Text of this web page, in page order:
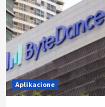
Aplikacione